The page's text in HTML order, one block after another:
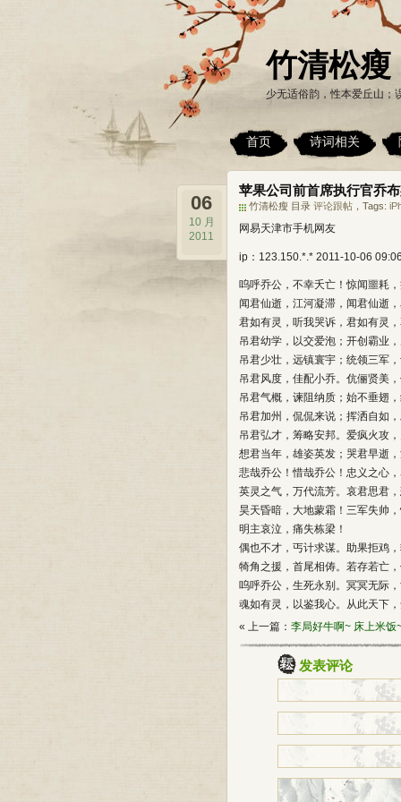
竹清松瘦
少无适俗韵，性本爱丘山；
首页 诗词相关
苹果公司前首席执行官乔
竹清松瘦 目录 评论跟帖 ，Tags:
06
10 月
2011
网易天津市手机网友
ip：123.150.*.* 2011-10-06
呜呼乔公，不幸夭亡！惊闻噩耗
闻君仙逝，江河凝滞，闻君仙逝
君如有灵，听我哭诉，君如有灵
吊君幼学，以交爱泡；开创霸业
吊君少壮，远镇寰宇；统领三军
吊君风度，佳配小乔。伉俪贤美
吊君气概，谏阻纳质；始不垂翅
吊君加州，侃侃来说；挥洒自如
吊君弘才，筹略安邦。爱疯火攻
想君当年，雄姿英发；哭君早逝
悲哉乔公！惜哉乔公！忠义之心
英灵之气，万代流芳。哀君思君
昊天昏暗，大地蒙霜！三军失帅
明主哀泣，痛失栋梁！
偶也不才，丐计求谋。助果拒鸡
犄角之援，首尾相俦。若存若亡
呜呼乔公，生死永别。冥冥无际
魂如有灵，以鉴我心。从此天下
« 上一篇： 李局好牛啊~ 床上米饭
发表评论